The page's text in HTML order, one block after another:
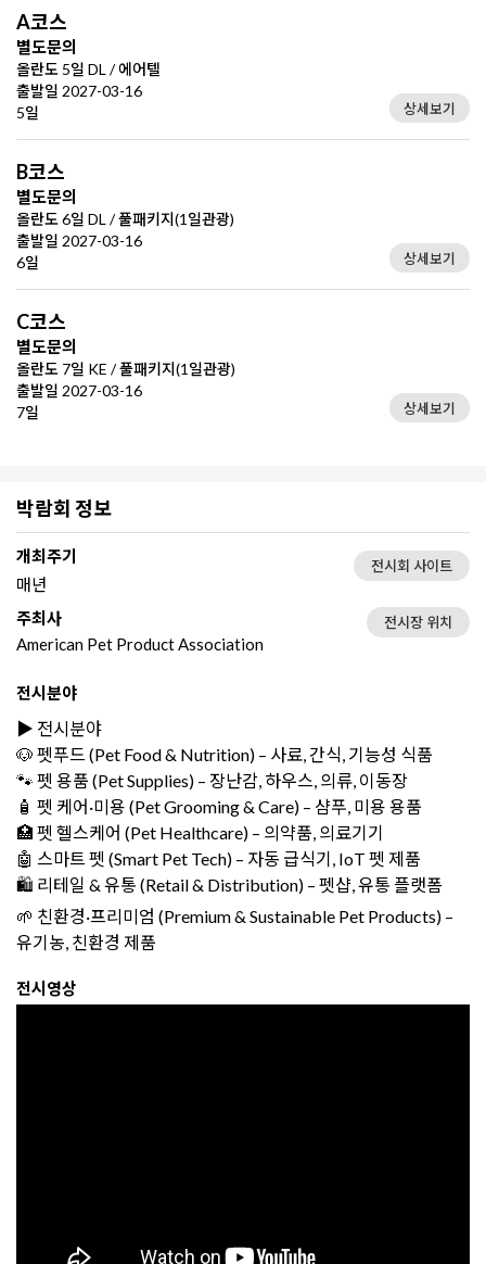
A코스
별도문의
올란도 5일 DL / 에어텔
출발일 2027-03-16
5일
상세보기
B코스
별도문의
올란도 6일 DL / 풀패키지(1일관광)
출발일 2027-03-16
6일
상세보기
C코스
별도문의
올란도 7일 KE / 풀패키지(1일관광)
출발일 2027-03-16
7일
상세보기
박람회 정보
개최주기
매년
전시회 사이트
주최사
American Pet Product Association
전시장 위치
전시분야
▶️ 전시분야
🐶 펫푸드 (Pet Food & Nutrition) – 사료, 간식, 기능성 식품
🐾 펫 용품 (Pet Supplies) – 장난감, 하우스, 의류, 이동장
🧴 펫 케어·미용 (Pet Grooming & Care) – 샴푸, 미용 용품
🏥 펫 헬스케어 (Pet Healthcare) – 의약품, 의료기기
🤖 스마트 펫 (Smart Pet Tech) – 자동 급식기, IoT 펫 제품
🛍️ 리테일 & 유통 (Retail & Distribution) – 펫샵, 유통 플랫폼
🌱 친환경·프리미엄 (Premium & Sustainable Pet Products) –
유기농, 친환경 제품
전시영상